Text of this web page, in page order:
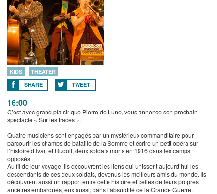
KIDS
THEATER
SHARE
TWEET
16:00
C’est avec grand plaisir que Pierre de Lune, vous annonce son prochain
spectacle « Sur les traces ».
Quatre musiciens sont engagés par un mystérieux commanditaire pour
parcourir les champs de bataille de la Somme et écrire un petit opéra sur
l’histoire d’Ivan et Rudolf, deux soldats morts en 1916 dans les camps
opposés.
Au fil de leur voyage, ils découvrent les liens qui unissent aujourd’hui les
descendants de ces deux soldats, devenus les meilleurs amis du monde. Ils
découvrent aussi un rapport entre cette histoire et celles de leurs propres
ancêtres embarqués, eux aussi, dans l’absurdité de la Grande Guerre.